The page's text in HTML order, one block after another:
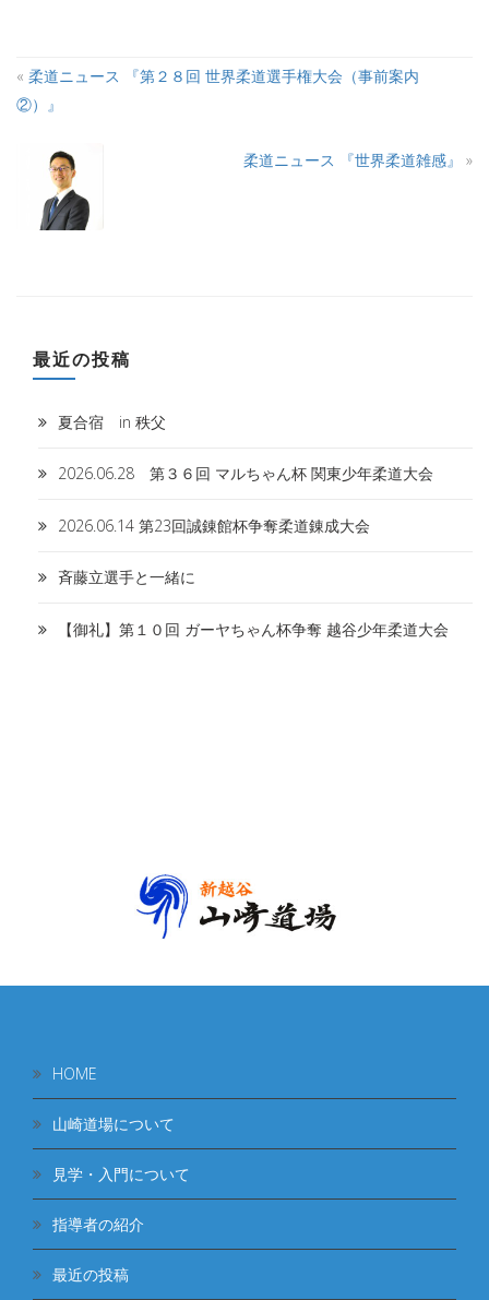
« 柔道ニュース 『第２８回 世界柔道選手権大会（事前案内
②）』
柔道ニュース 『世界柔道雑感』 »
最近の投稿
夏合宿 in 秩父
2026.06.28 第３６回 マルちゃん杯 関東少年柔道大会
2026.06.14 第23回誠錬館杯争奪柔道錬成大会
斉藤立選手と一緒に
【御礼】第１０回 ガーヤちゃん杯争奪 越谷少年柔道大会
HOME
山崎道場について
見学・入門について
指導者の紹介
最近の投稿